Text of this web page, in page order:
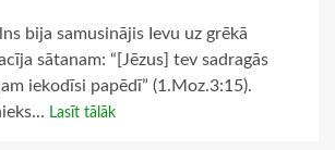
bija samusinājis Ievu uz grēkā
sātanam: “[Jēzus] tev sadragās
iekodīsi papēdī” (1.Moz.3:15).
Lasīt tālāk